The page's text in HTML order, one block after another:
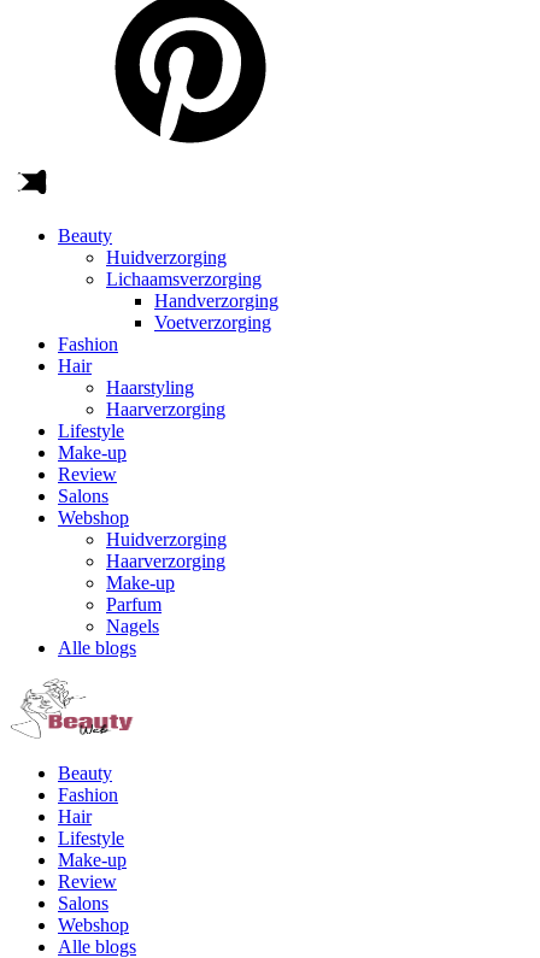
Beauty
Huidverzorging
Lichaamsverzorging
Handverzorging
Voetverzorging
Fashion
Hair
Haarstyling
Haarverzorging
Lifestyle
Make-up
Review
Salons
Webshop
Huidverzorging
Haarverzorging
Make-up
Parfum
Nagels
Alle blogs
Beauty
Fashion
Hair
Lifestyle
Make-up
Review
Salons
Webshop
Alle blogs